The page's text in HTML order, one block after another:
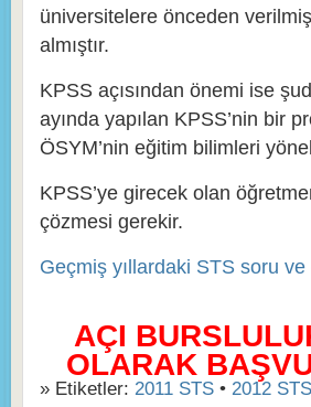
üniversitelere önceden
almıştır.
KPSS açısından önemi ise
ayında yapılan KPSS’nin bir
ÖSYM’nin eğitim bilimleri
KPSS’ye girecek olan
çözmesi gerekir.
Geçmiş yıllardaki STS soru
AÇI
OLARAK
» Etiketler: 2011 STS • 2012 STS